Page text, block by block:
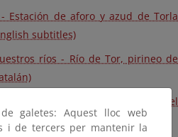
Estación de aforo y azud de Torla
subtitles)
ríos - Río de Tor, pirineo de
- Reservas fluviales de la cuenca del
galetes: Aquest lloc web
i de tercers per mantenir la